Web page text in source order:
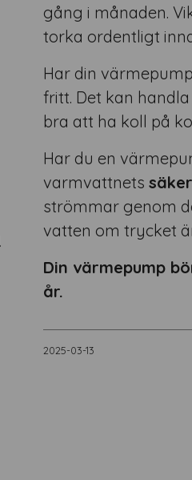
gång i månaden.
torka ordentligt
Har din
fritt. Det kan
bra att ha koll på
Har du en
varmvattnets
strömmar genom
vatten om trycket
Din värmepump
år.
2025-03-13